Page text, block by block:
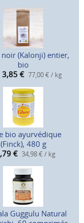
(Kalonji) entier,
bio
3,85 € 77,00 € / kg
bio ayurvédique
(Finck), 480 g
€ 34,98 € / kg
Guggulu Natural